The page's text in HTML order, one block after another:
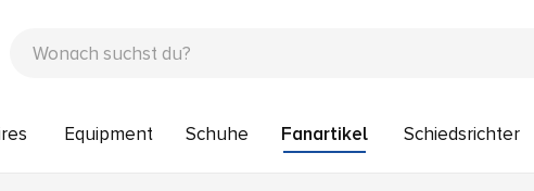
Equipment Schuhe Fanartikel Schiedsrichter